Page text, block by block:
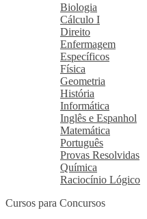
Biologia
Cálculo I
Direito
Enfermagem
Específicos
Física
Geometria
História
Informática
Inglês e Espanhol
Matemática
Português
Provas Resolvidas
Química
Raciocínio Lógico
Cursos para Concursos